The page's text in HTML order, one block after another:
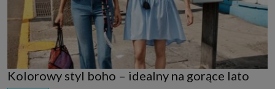
Kolorowy styl boho – idealny na gorące lato